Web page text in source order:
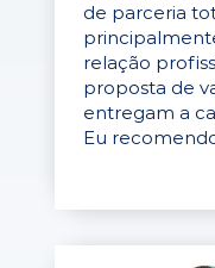
de parceria
relação
proposta de
entregam a
Eu